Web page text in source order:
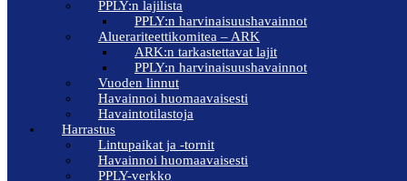
PPLY:n lajilista
PPLY:n harvinaisuushavainnot
Aluerariteettikomitea – ARK
ARK:n tarkastettavat lajit
PPLY:n harvinaisuushavainnot
Vuoden linnut
Havainnoi huomaavaisesti
Havaintotilastoja
Harrastus
Lintupaikat ja -tornit
Havainnoi huomaavaisesti
PPLY-verkko